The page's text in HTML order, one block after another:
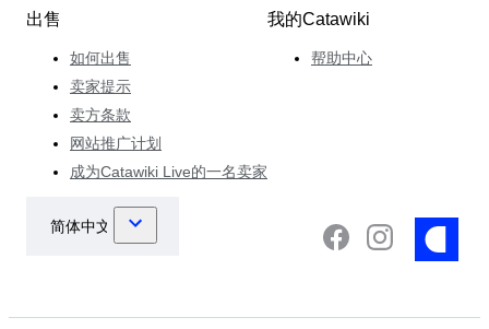
出售
如何出售
卖家提示
卖方条款
网站推广计划
成为Catawiki Live的一名卖家
我的Catawiki
帮助中心